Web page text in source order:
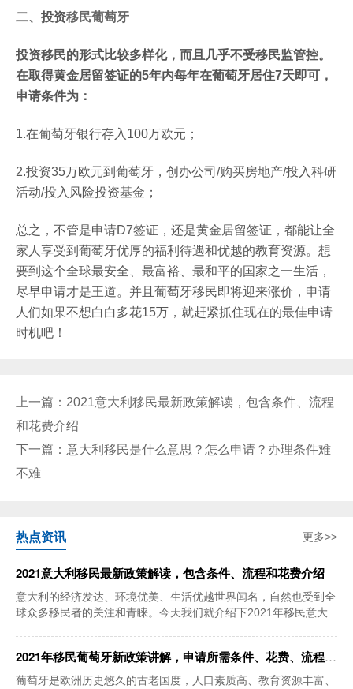
二、投资移民葡萄牙
投资移民的形式比较多样化，而且几乎不受移民监管控。
在取得黄金居留签证的5年内每年在葡萄牙居住7天即可，
申请条件为：
1.在葡萄牙银行存入100万欧元；
2.投资35万欧元到葡萄牙，创办公司/购买房地产/投入科研
活动/投入风险投资基金；
总之，不管是申请D7签证，还是黄金居留签证，都能让全
家人享受到葡萄牙优厚的福利待遇和优越的教育资源。想
要到这个全球最安全、最富裕、最和平的国家之一生活，
尽早申请才是王道。并且葡萄牙移民即将迎来涨价，申请
人们如果不想白白多花15万，就赶紧抓住现在的最佳申请
时机吧！
上一篇： 2021意大利移民最新政策解读，包含条件、流程
和花费介绍
下一篇： 意大利移民是什么意思？怎么申请？办理条件难
不难
热点资讯 更多>>
2021意大利移民最新政策解读，包含条件、流程和花费介绍
意大利的经济发达、环境优美、生活优越世界闻名，自然也受到全
球众多移民者的关注和青睐。今天我们就介绍下2021年移民意大
2021年移民葡萄牙新政策讲解，申请所需条件、花费、流程介绍
葡萄牙是欧洲历史悠久的古老国度，人口素质高、教育资源丰富、